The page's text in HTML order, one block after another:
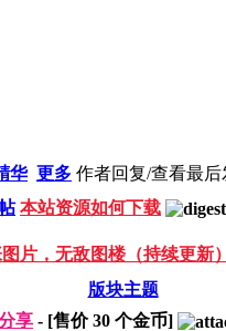
华 更多 作者回复/查看最后
本站资源如何下载
片，无敌图楼（持续更新
版块主题
享 - [售价30 个金币]